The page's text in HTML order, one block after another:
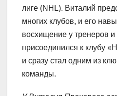
лиге (NHL). Виталий
многих клубов, и его
восхищение у тренеров
присоединился к клубу
и сразу стал одним из
команды.